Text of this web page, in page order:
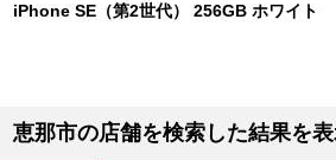
iPhone SE（第2世代） 256GB ホワイト
恵那市の店舗を検索した結果を